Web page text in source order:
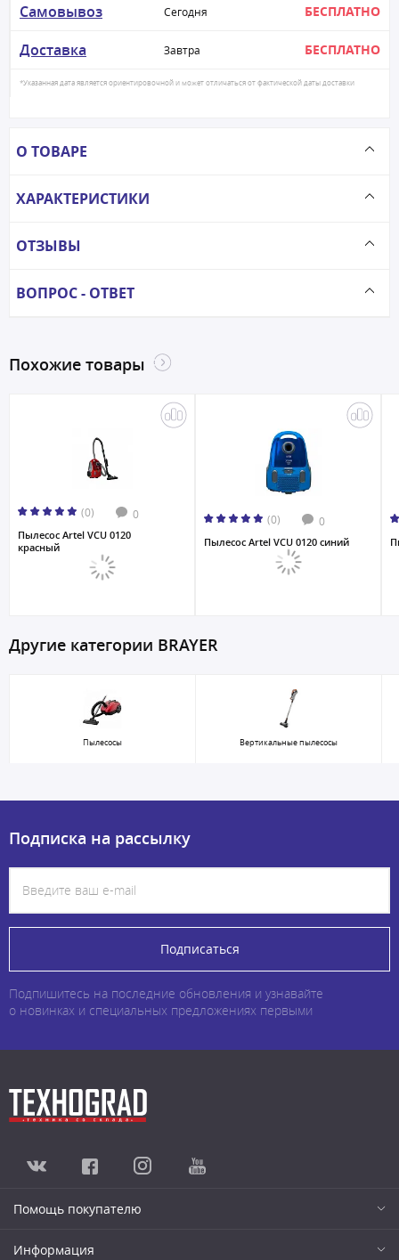
Самовывоз Сегодня БЕСПЛАТНО
Доставка Завтра БЕСПЛАТНО
*Указанная дата является ориентировочной и может отличаться от фактической даты доставки
О ТОВАРЕ
ХАРАКТЕРИСТИКИ
ОТЗЫВЫ
ВОПРОС - ОТВЕТ
Похожие товары
(0) 0
Пылесос Artel VCU 0120
красный
(0) 0
Пылесос Artel VCU 0120 синий
Другие категории BRAYER
Пылесосы Вертикальные пылесосы
Подписка на рассылку
Подписаться
Подпишитесь на последние обновления и узнавайте
о новинках и специальных предложениях первыми
Помощь покупателю
Информация